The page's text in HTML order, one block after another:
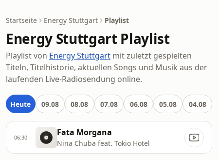
Startseite Energy Stuttgart Playlist
Energy Stuttgart Playlist
Playlist von Energy Stuttgart mit zuletzt gespielten
Titeln, Titelhistorie, aktuellen Songs und Musik aus der
laufenden Live-Radiosendung online.
Heute 09.08 08.08 07.08 06.08 05.08 04.08
06:30 Fata Morgana
Nina Chuba feat. Tokio Hotel